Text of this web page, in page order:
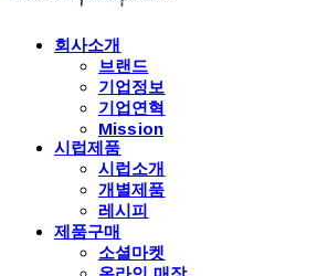
회사소개
브랜드
기업정보
기업연혁
Mission
시럽제품
시럽소개
개별제품
레시피
제품구매
소셜마켓